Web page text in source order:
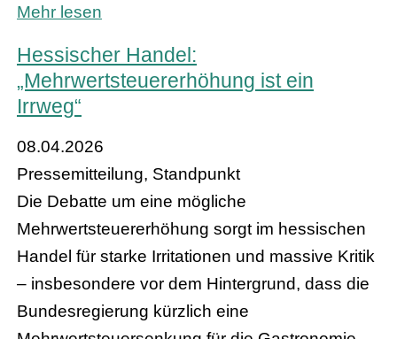
Mehr lesen
Hessischer Handel:
„Mehrwertsteuererhöhung ist ein
Irrweg“
08.04.2026
Pressemitteilung, Standpunkt
Die Debatte um eine mögliche
Mehrwertsteuererhöhung sorgt im hessischen
Handel für starke Irritationen und massive Kritik
– insbesondere vor dem Hintergrund, dass die
Bundesregierung kürzlich eine